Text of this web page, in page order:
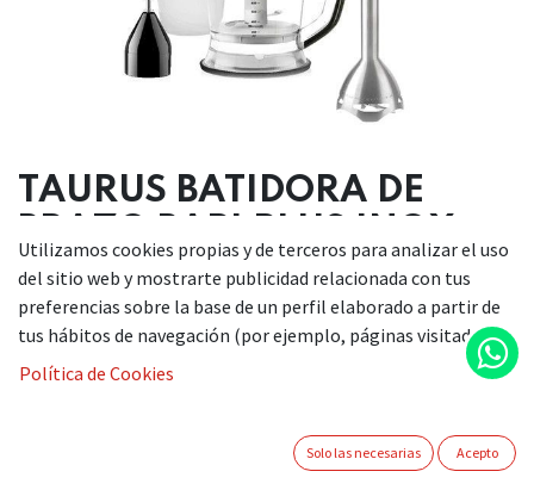
TAURUS BATIDORA DE
1200W
59,90€
922510965 / 609561630 o enviándonos un correo electrónico
Utilizamos cookies propias y de terceros para analizar el uso
del sitio web y mostrarte publicidad relacionada con tus
preferencias sobre la base de un perfil elaborado a partir de
tus hábitos de navegación (por ejemplo, páginas visitadas).
Política de Cookies
Solo las necesarias Acepto